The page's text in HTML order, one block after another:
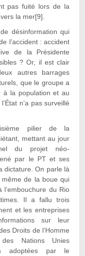
pas fuité lors de la
la mer[9]
désinformation qui
l’accident : accident
de la Présidente
? Or, il est clair
autres barrages
que le groupe a
à la population et au
n’a pas surveillé
pilier de la
mettant au jour
du projet néo-
par le PT et ses
dictature. On parle là
de la boue qui
l’embouchure du Rio
Il a fallu trois
et les entreprises
sur leur
Droits de l’Homme
Nations Unies
adoptées par le